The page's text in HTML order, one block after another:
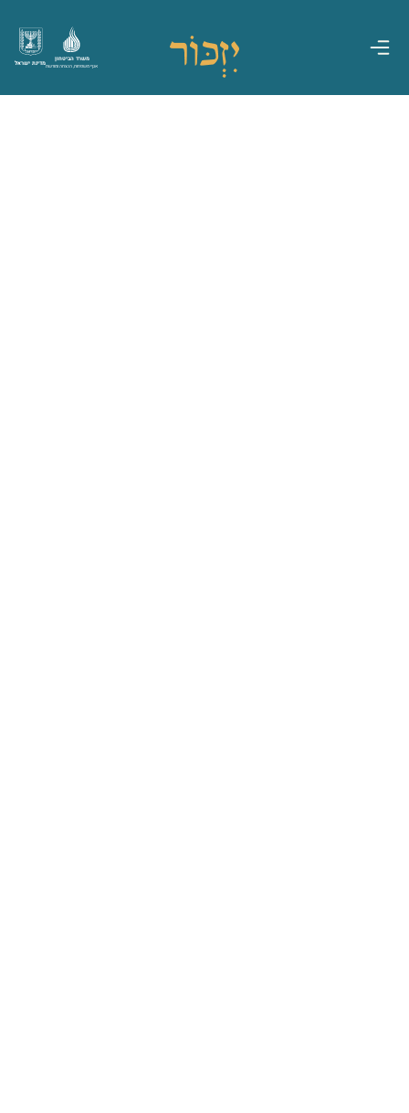
מדינת ישראל
משרד הביטחון
אגף משפחות, הנצחה ומורשת